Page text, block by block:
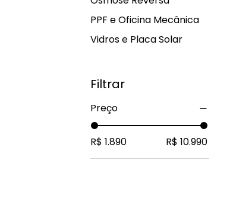
PPF e Oficina Mecânica
Vidros e Placa Solar
Filtrar
Preço
R$ 1.890 R$ 10.990